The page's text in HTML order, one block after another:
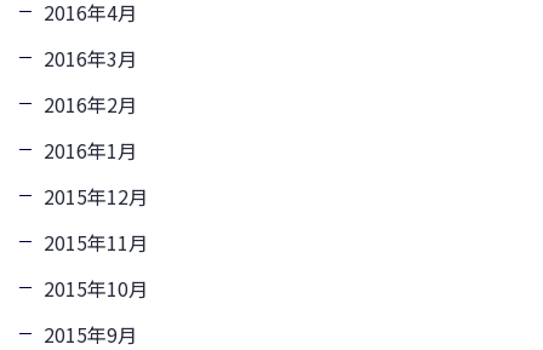
2016年4月
2016年3月
2016年2月
2016年1月
2015年12月
2015年11月
2015年10月
2015年9月